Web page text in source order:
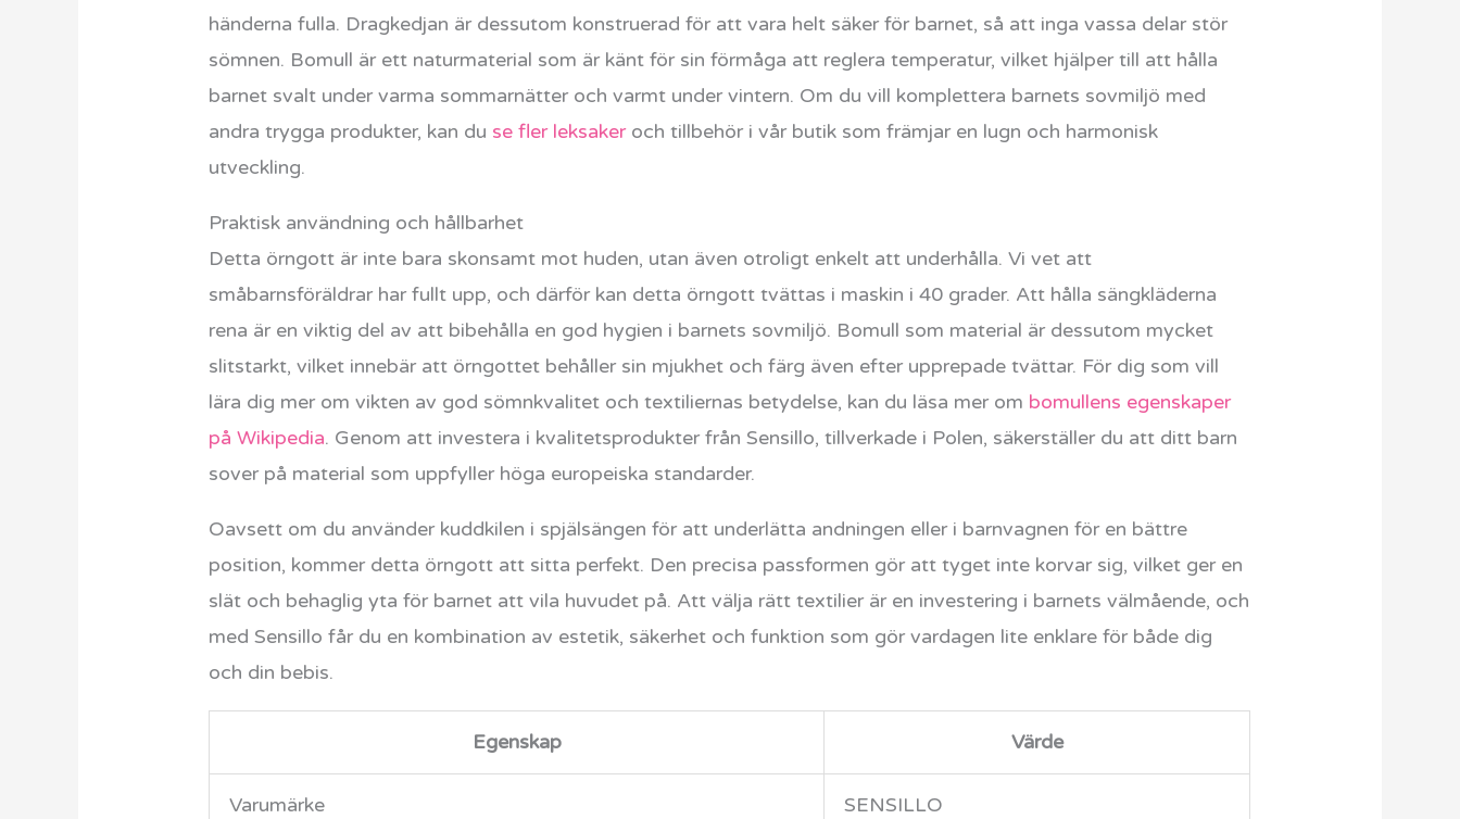
händerna fulla. Dragkedjan är dessutom konstruerad för att vara helt säker för barnet, så att inga vassa delar stör
sömnen. Bomull är ett naturmaterial som är känt för sin förmåga att reglera temperatur, vilket hjälper till att hålla
barnet svalt under varma sommarnätter och varmt under vintern. Om du vill komplettera barnets sovmiljö med
andra trygga produkter, kan du se fler leksakeroch tillbehör i vår butik som främjar en lugn och harmonisk
utveckling.
Praktisk användning och hållbarhet
Detta örngott är inte bara skonsamt mot huden, utan även otroligt enkelt att underhålla. Vi vet att
småbarnsföräldrar har fullt upp, och därför kan detta örngott tvättas i maskin i 40 grader. Att hålla sängkläderna
rena är en viktig del av att bibehålla en god hygien i barnets sovmiljö. Bomull som material är dessutom mycket
slitstarkt, vilket innebär att örngottet behåller sin mjukhet och färg även efter upprepade tvättar. För dig som vill
lära dig mer om vikten av god sömnkvalitet och textiliernas betydelse, kan du läsa mer om bomullens egenskaper
på Wikipedia. Genom att investera i kvalitetsprodukter från Sensillo, tillverkade i Polen, säkerställer du att ditt barn
sover på material som uppfyller höga europeiska standarder.
Oavsett om du använder kuddkilen i spjälsängen för att underlätta andningen eller i barnvagnen för en bättre
position, kommer detta örngott att sitta perfekt. Den precisa passformen gör att tyget inte korvar sig, vilket ger en
slät och behaglig yta för barnet att vila huvudet på. Att välja rätt textilier är en investering i barnets välmående, och
med Sensillo får du en kombination av estetik, säkerhet och funktion som gör vardagen lite enklare för både dig
och din bebis.
Egenskap Värde
Varumärke SENSILLO